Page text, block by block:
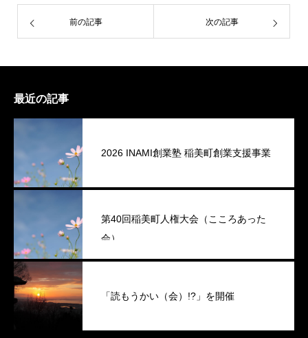
前の記事 次の記事
最近の記事
2026 INAMI創業塾 稲美町創業支援事業
第40回稲美町人権大会（こころあった
会）
「読もうかい（会）!?」を開催